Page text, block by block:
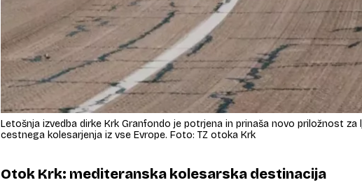
Letošnja izvedba dirke Krk Granfondo je potrjena in prinaša novo priložnost za
cestnega kolesarjenja iz vse Evrope. Foto: TZ otoka Krk
Otok Krk: mediteranska kolesarska destinacija